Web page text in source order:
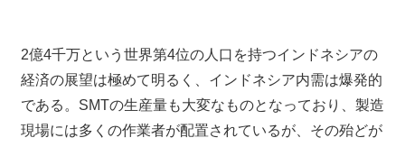
2億4千万という世界第4位の人口を持つインドネシアの
経済の展望は極めて明るく、インドネシア内需は爆発的
である。SMTの生産量も大変なものとなっており、製造
現場には多くの作業者が配置されているが、その殆どが